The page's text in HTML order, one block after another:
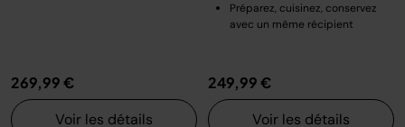
269,99 €
Voir les détails
Préparez, cuisinez, conservez
avec un même récipient
249,99 €
Voir les détails